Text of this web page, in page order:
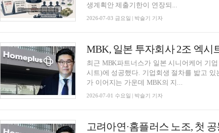
생계획안 제출기한이 연장되...
2026-07-03 금요일 | 박슬기 기자
최근 MBK파트너스가 일본 시니어케어 기
시트)에 성공했다. 기업회생 절차를 밟고
가 이어지는 가운데 MBK의 지...
2026-07-01 수요일 | 박슬기 기자
고려아연·홈플러스 노조, 첫